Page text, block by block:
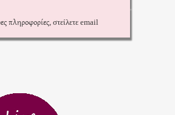
πληροφορίες, στείλετε email